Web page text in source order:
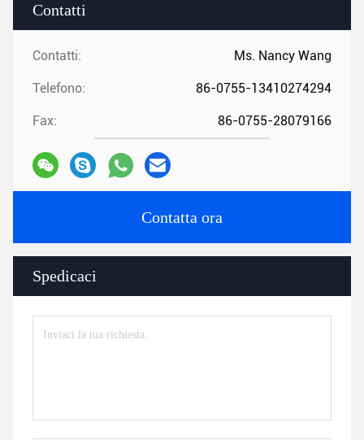
Contatti
Contatti: Ms. Nancy Wang
Telefono: 86-0755-13410274294
Fax: 86-0755-28079166
Contatta ora
Spedicaci